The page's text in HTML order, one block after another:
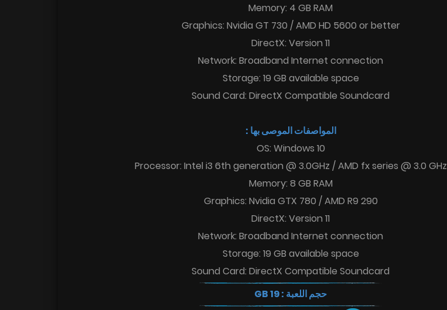
Memory: 4 GB RAM
Graphics: Nvidia GT 730 / AMD HD 5600 or better
DirectX: Version 11
Network: Broadband Internet connection
Storage: 19 GB available space
Sound Card: DirectX Compatible Soundcard
المواصفات الموصى بها :
OS: Windows 10
Processor: Intel i3 6th generation @ 3.0GHz / AMD fx series @ 3.0 GHz
Memory: 8 GB RAM
Graphics: Nvidia GTX 780 / AMD R9 290
DirectX: Version 11
Network: Broadband Internet connection
Storage: 19 GB available space
Sound Card: DirectX Compatible Soundcard
حجم اللعبة : 19 GB